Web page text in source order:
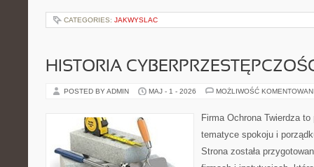
CATEGORIES: JAKWYSLAC
HISTORIA
POSTED BY ADMIN MAJ - 1 - 2026 MOŻLIWOŚĆ
Firma Ochrona Twierdza
tematyce spokoju i
Strona została